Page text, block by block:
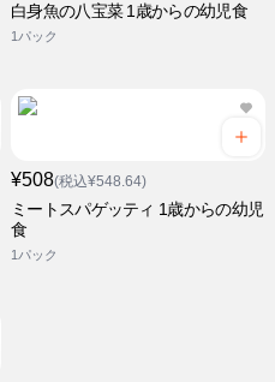
白身魚の八宝菜 1歳からの幼児食
1パック
¥508(税込¥548.64)
ミートスパゲッティ 1歳からの幼児
食
1パック